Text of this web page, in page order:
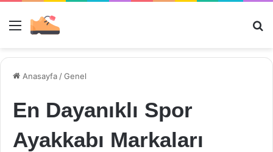
Menü
Anasayfa /Genel
En Dayanıklı Spor
Ayakkabı Markaları